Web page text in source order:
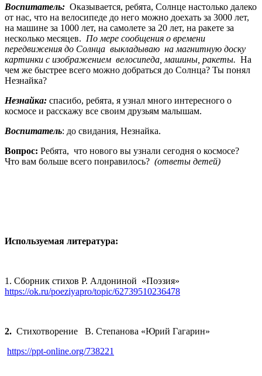
Воспитатель: Оказывается, ребята, Солнце настолько далеко
от нас, что на велосипеде до него можно доехать за 3000 лет,
на машине за 1000 лет, на самолете за 20 лет, на ракете за
несколько месяцев. По мере сообщения о времени
передвижения до Солнца выкладываю на магнитную доску
картинки с изображением велосипеда, машины, ракеты. На
чем же быстрее всего можно добраться до Солнца? Ты понял
Незнайка?
Незнайка: спасибо, ребята, я узнал много интересного о
космосе и расскажу все своим друзьям малышам.
Воспитатель: до свидания, Незнайка.
Вопрос: Ребята, что нового вы узнали сегодня о космосе?
Что вам больше всего понравилось? (ответы детей)
Используемая литература:
1. Сборник стихов Р. Алдониной «Поэзия»
https://ok.ru/poeziyapro/topic/62739510236478
2. Стихотворение В. Степанова «Юрий Гагарин»
https://ppt-online.org/738221